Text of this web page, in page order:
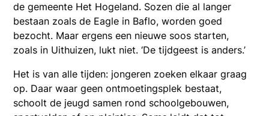
de gemeente Het Hogeland. Sozen die al langer
bestaan zoals de Eagle in Baflo, worden goed
bezocht. Maar ergens een nieuwe soos starten,
zoals in Uithuizen, lukt niet. ‘De tijdgeest is anders.’
Het is van alle tijden: jongeren zoeken elkaar graag
op. Daar waar geen ontmoetingsplek bestaat,
schoolt de jeugd samen rond schoolgebouwen,